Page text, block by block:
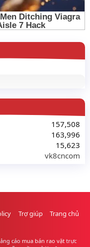
157,508
163,996
15,623
vk8cncom
Trợ giúp Trang chủ
cáo mua bán rao vặt trực